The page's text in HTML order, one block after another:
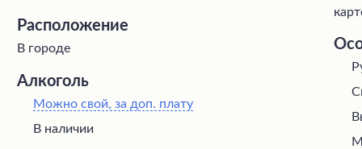
Расположение
В городе
Алкоголь
Можно свой, за доп. плату
В наличии